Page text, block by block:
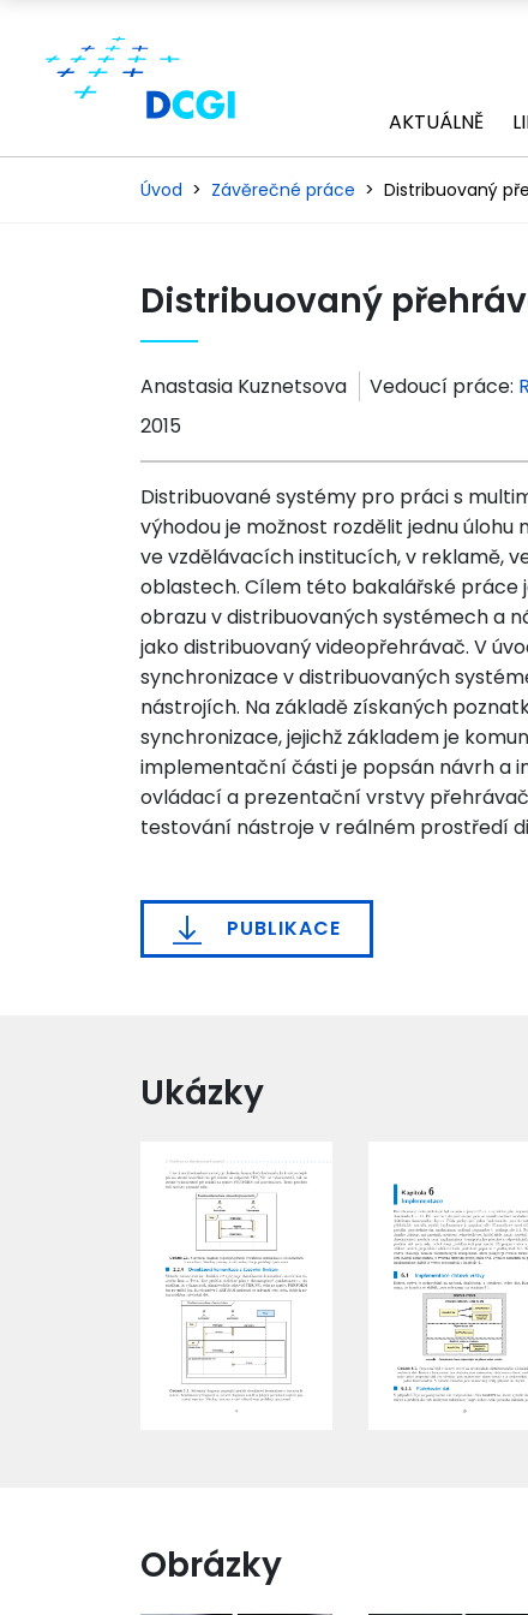
AKTUÁLNĚ
Úvod Závěrečné práce Distribuovaný
Distribuovaný
Anastasia Kuznetsova Vedoucí práce:
2015
Distribuované systémy pro práci s
výhodou je možnost rozdělit jednu
ve vzdělávacích institucích, v reklamě,
oblastech. Cílem této bakalářské práce
obrazu v distribuovaných systémech a
jako distribuovaný videopřehrávač. V
synchronizace v distribuovaných
nástrojích. Na základě získaných
synchronizace, jejichž základem je
implementační části je popsán návrh a
ovládací a prezentační vrstvy
testování nástroje v reálném prostředí
PUBLIKACE
Ukázky
Obrázky